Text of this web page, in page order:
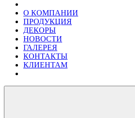
О КОМПАНИИ
ПРОДУКЦИЯ
ДЕКОРЫ
НОВОСТИ
ГАЛЕРЕЯ
КОНТАКТЫ
КЛИЕНТАМ